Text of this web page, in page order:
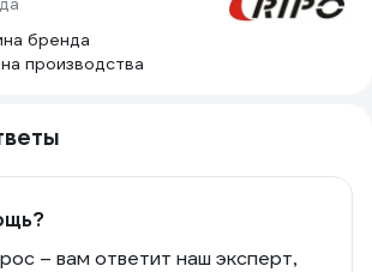
бренда
производства
– вам ответит наш эксперт,